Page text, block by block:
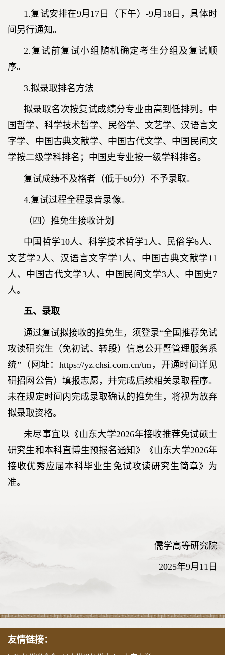
1.复试安排在9月17日（下午）-9月18日，具体时
间另行通知。
2.复试前复试小组随机确定考生分组及复试顺
序。
3.拟录取排名方法
拟录取名次按复试成绩分专业由高到低排列。中
国哲学、科学技术哲学、民俗学、文艺学、汉语言文
字学、中国古典文献学、中国古代文学、中国民间文
学按二级学科排名；中国史专业按一级学科排名。
复试成绩不及格者（低于60分）不予录取。
4.复试过程全程录音录像。
（四）推免生接收计划
中国哲学10人、科学技术哲学1人、民俗学6人、
文艺学2人、汉语言文字学1人、中国古典文献学11
人、中国古代文学3人、中国民间文学3人、中国史7
人。
五、录取
通过复试拟接收的推免生，须登录“全国推荐免试
攻读研究生（免初试、转段）信息公开暨管理服务系
统”（网址：https://yz.chsi.com.cn/tm，开通时间详见
研招网公告）填报志愿，并完成后续相关录取程序。
未在规定时间内完成录取确认的推免生，将视为放弃
拟录取资格。
未尽事宜以《山东大学2026年接收推荐免试硕士
研究生和本科直博生预报名通知》《山东大学2026年
接收优秀应届本科毕业生免试攻读研究生简章》为
准。
儒学高等研究院
2025年9月11日
友情链接：